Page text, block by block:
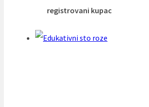
registrovani kupac